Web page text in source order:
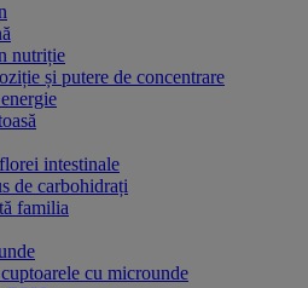
nutriție
și putere de concentrare
intestinale
de carbohidrați
familia
cu microunde